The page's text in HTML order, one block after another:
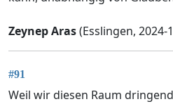
Zeynep Aras(Esslingen, 2024-
#91
Weil wir diesen Raum